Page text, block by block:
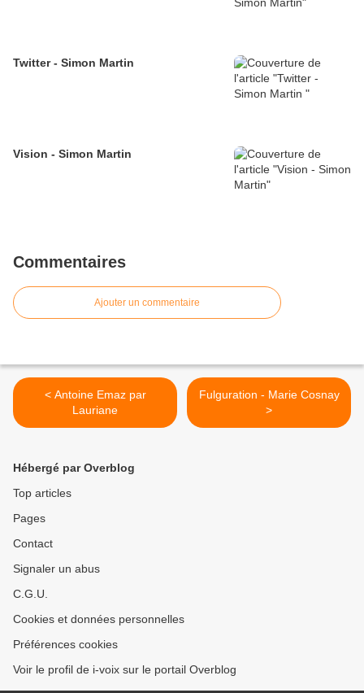
Twitter - Simon Martin
Vision - Simon Martin
Commentaires
Ajouter un commentaire
< Antoine Emaz par
Lauriane
Fulguration - Marie Cosnay
>
Hébergé par Overblog
Top articles
Pages
Contact
Signaler un abus
C.G.U.
Cookies et données personnelles
Préférences cookies
Voir le profil de i-voix sur le portail Overblog